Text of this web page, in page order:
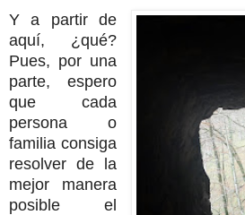
Y a partir de
aquí, ¿qué?
Pues, por una
parte, espero
que cada
persona o
familia consiga
resolver de la
mejor manera
posible el